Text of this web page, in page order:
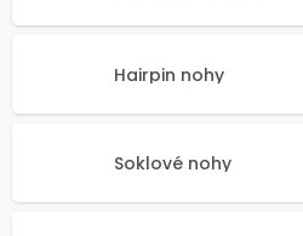
Hairpin nohy
Soklové nohy